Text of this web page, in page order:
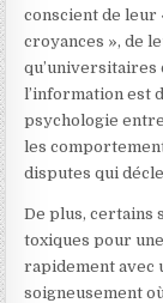
conscient de
croyances », de
qu’universitaires
l’information est
psychologie
les
disputes qui
De plus, certains
toxiques pour
rapidement avec
soigneusement